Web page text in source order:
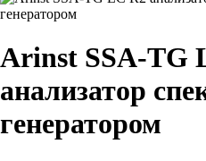
Arinst SSA-TG
анализатор
генератором